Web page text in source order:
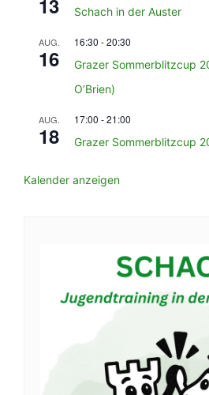
13
Schach in der Auster
AUG.
16
16:30 -20:30
Grazer Sommerblitzcup
O’Brien)
AUG.
18
17:00 -21:00
Grazer Sommerblitzcup
Kalender anzeigen